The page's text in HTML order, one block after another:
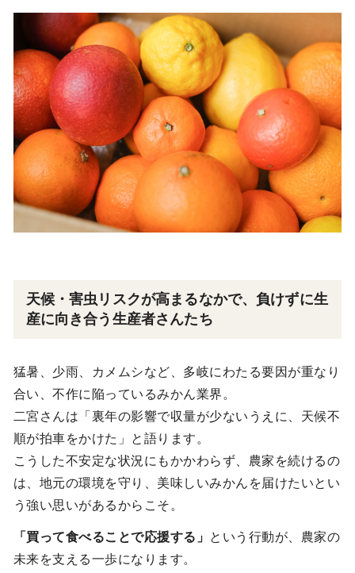
天候・害虫リスクが高まるなかで、負けずに生
産に向き合う生産者さんたち
猛暑、少雨、カメムシなど、多岐にわたる要因が重なり
合い、不作に陥っているみかん業界。
二宮さんは「裏年の影響で収量が少ないうえに、天候不
順が拍車をかけた」と語ります。
こうした不安定な状況にもかかわらず、農家を続けるの
は、地元の環境を守り、美味しいみかんを届けたいとい
う強い思いがあるからこそ。
「買って食べることで応援する」 という行動が、農家の
未来を支える一歩になります。